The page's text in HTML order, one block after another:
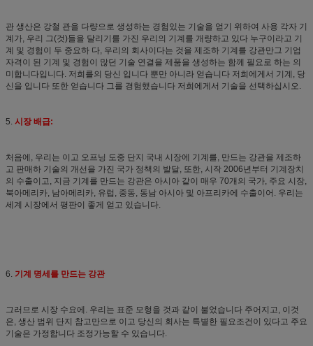
관 생산은 강철 관을 다량으로 생성하는 경험있는 기술을 얻기 위하여 사용 각자 기
계가, 우리 그(것)들을 달리기를 가진 우리의 기계를 개량하고 있다 누구이라고 기
계 및 경험이 두 중요하 다, 우리의 회사이다는 것을 제조하 기계를 강관만그 기업
자격이 된 기계 및 경험이 많던 기술 연결을 제품을 생성하는 함께 필요로 하는 의
미합니다입니다. 저희를의 당신 입니다 뿐만 아니라 얻습니다 저희에게서 기계, 당
신을 입니다 또한 얻습니다 그를 경험했습니다 저희에게서 기술을 선택하십시오.
5. 시장 배급:
처음에, 우리는 이고 오프닝 도중 단지 국내 시장에 기계를, 만드는 강관을 제조하
고 판매하 기술의 개선을 가진 국가 정책의 발달, 또한, 시작 2006년부터 기계장치
의 수출이고, 지금 기계를 만드는 강관은 아시아 같이 매우 70개의 국가, 주요 시장,
북아메리카, 남아메리카, 유럽, 중동, 동남 아시아 및 아프리카에 수출이어. 우리는
세계 시장에서 평판이 좋게 얻고 있습니다.
6. 기계 명세를 만드는 강관
그러므로 시장 수요에. 우리는 표준 모형을 것과 같이 불었습니다 주어지고, 이것
은, 생산 범위 단지 참고만으로 이고 당신의 회사는 특별한 필요조건이 있다고 주요
기술은 가정합니다 조정가능할 수 있습니다.